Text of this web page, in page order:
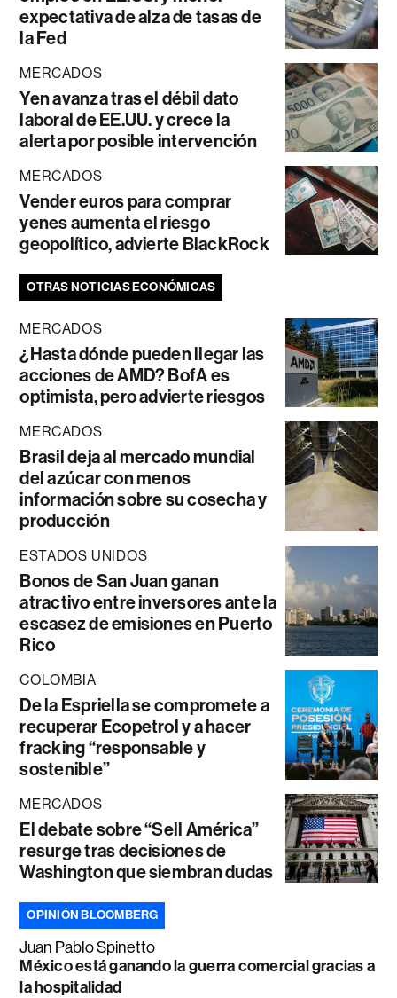
expectativa de alza de tasas de
la Fed
MERCADOS
Yen avanza tras el débil dato
laboral de EE.UU. y crece la
alerta por posible intervención
MERCADOS
Vender euros para comprar
yenes aumenta el riesgo
geopolítico, advierte BlackRock
OTRAS NOTICIAS ECONÓMICAS
MERCADOS
¿Hasta dónde pueden llegar las
acciones de AMD? BofA es
optimista, pero advierte riesgos
MERCADOS
Brasil deja al mercado mundial
del azúcar con menos
información sobre su cosecha y
producción
ESTADOS UNIDOS
Bonos de San Juan ganan
atractivo entre inversores ante la
escasez de emisiones en Puerto
Rico
COLOMBIA
De la Espriella se compromete a
recuperar Ecopetrol y a hacer
fracking “responsable y
sostenible”
MERCADOS
El debate sobre “Sell América”
resurge tras decisiones de
Washington que siembran dudas
OPINIÓN BLOOMBERG
Juan Pablo Spinetto
México está ganando la guerra comercial gracias a
la hospitalidad